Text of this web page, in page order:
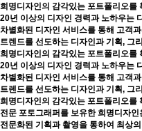
희명디자인의 감각있는 포트폴리오를
20년 이상의 디자인 경력과 노하우는
차별화된 디자인 서비스를 통해 고객
트렌드를 선도하는 디자인과 기획, 그
희명디자인의 감각있는 포트폴리오를
20년 이상의 디자인 경력과 노하우는
차별화된 디자인 서비스를 통해 고객
트렌드를 선도하는 디자인과 기획, 그
희명디자인의 감각있는 포트폴리오를
전문 포토그래퍼를 보유한 희명디자
전문화된 기획과 촬영을 통하여 최상